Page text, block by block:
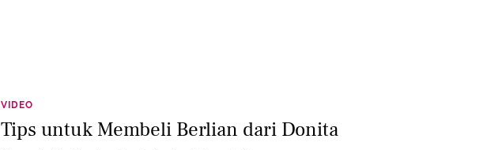
VIDEO
Tips untuk Membeli Berlian dari Donita